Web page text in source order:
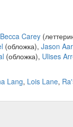
Becca Carey
(обложка), Jason
(обложка), Ulises
Lang, Lois Lane,